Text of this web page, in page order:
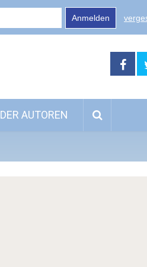
Anmelden
AUTOREN